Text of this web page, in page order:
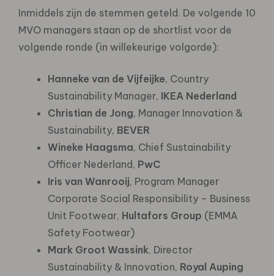
Inmiddels zijn de stemmen geteld. De volgende 10
MVO managers staan op de shortlist voor de
volgende ronde (in willekeurige volgorde):
Hanneke van de Vijfeijke, Country
Sustainability Manager, IKEA Nederland
Christian de Jong, Manager Innovation &
Sustainability, BEVER
Wineke Haagsma, Chief Sustainability
Officer Nederland, PwC
Iris van Wanrooij, Program Manager
Corporate Social Responsibility – Business
Unit Footwear, Hultafors Group (EMMA
Safety Footwear)
Mark Groot Wassink, Director
Sustainability & Innovation, Royal Auping